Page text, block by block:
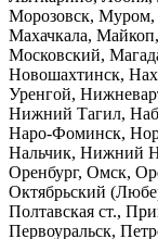
Морозовск,
Махачкала,
Московский,
Новошахтинск,
Уренгой,
Нижний Тагил,
Наро-Фоминск,
Нальчик, Нижний
Оренбург, Омск,
Октябрьский
Полтавская ст.,
Первоуральск,